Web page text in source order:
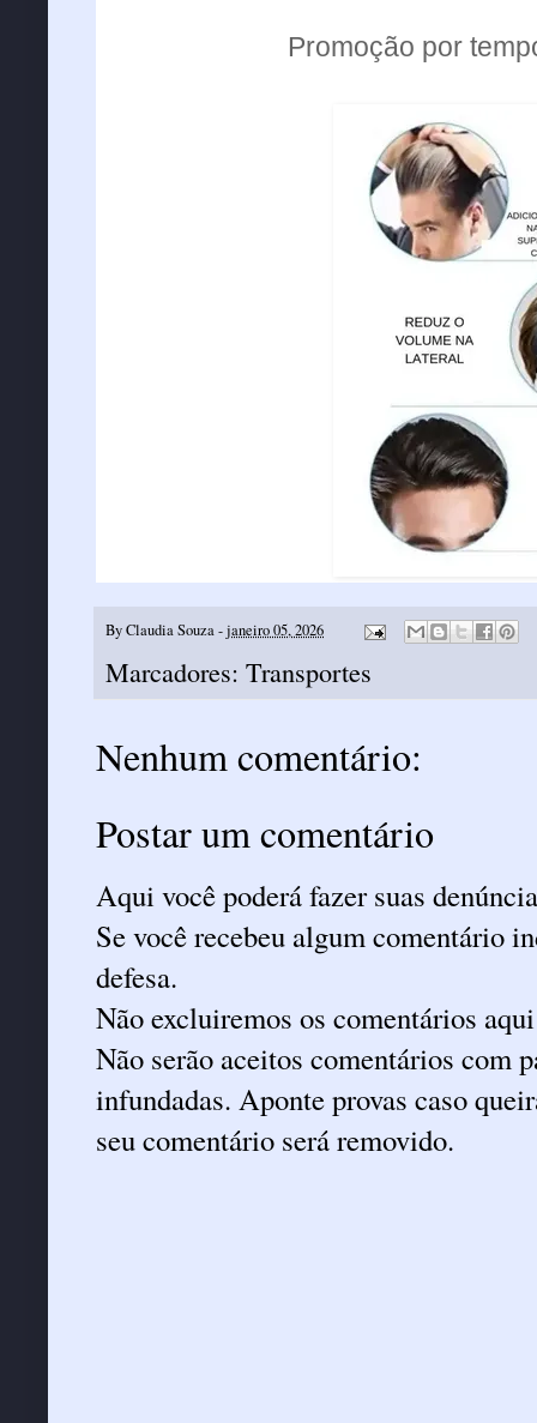
Promoção por
ByClaudia Souza-janeiro 05, 2026
Marcadores: Transportes
Nenhum comentário:
Postar um comentário
Aqui você poderá fazer suas
Se você recebeu algum comentário
defesa.
Não excluiremos os comentários
Não serão aceitos comentários com
infundadas. Aponte provas caso
seu comentário será removido.